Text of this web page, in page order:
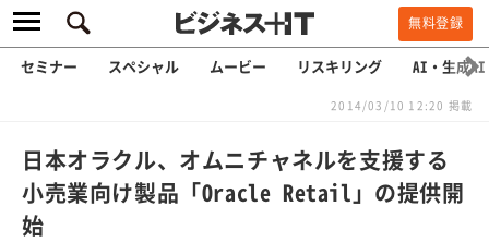
無料登録
セミナー スペシャル ムービー リスキリング AI・生成AI
2014/03/10 12:20 掲載
日本オラクル、オムニチャネルを支援する
小売業向け製品「Oracle Retail」の提供開
始